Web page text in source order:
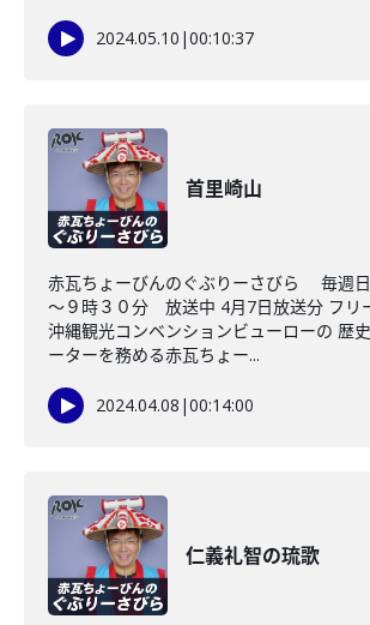
2024.05.10 |00:10:37
首里崎山
赤瓦ちょーびんのぐぶりーさびら 毎週
～９時３０分 放送中 4月7日放送分 フリ
沖縄観光コンベンションビューローの 歴
ーターを務める赤瓦ちょー...
2024.04.08 |00:14:00
仁義礼智の琉歌